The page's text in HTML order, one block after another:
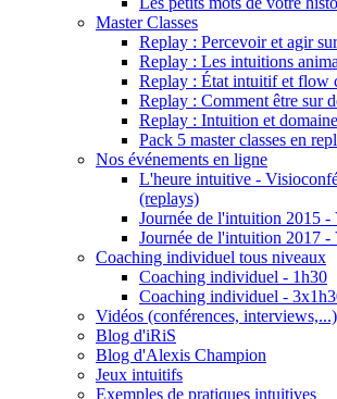
Master Classes
Replay : Percevoir et agir
Replay : Les intuitions
Replay : État intuitif et flow
Replay : Comment être sur
Replay : Intuition et
Pack 5 master classes en
Nos événements en ligne
L'heure intuitive -
(replays)
Journée de l'intuition 2015 -
Journée de l'intuition 2017 -
Coaching individuel tous niveaux
Coaching individuel - 1h30
Coaching individuel -
Vidéos (conférences, interviews,...)
Blog d'iRiS
Blog d'Alexis Champion
Jeux intuitifs
Exemples de pratiques intuitives